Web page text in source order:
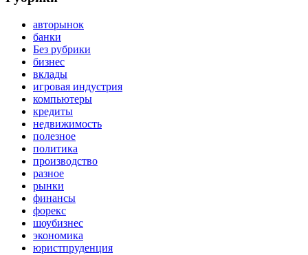
авторынок
банки
Без рубрики
бизнес
вклады
игровая индустрия
компьютеры
кредиты
недвижимость
полезное
политика
производство
разное
рынки
финансы
форекс
шоубизнес
экономика
юристпруденция